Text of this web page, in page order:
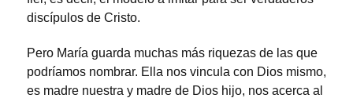
discípulos de Cristo.
Pero María guarda muchas más riquezas de las que
podríamos nombrar. Ella nos vincula con Dios mismo,
es madre nuestra y madre de Dios hijo, nos acerca al